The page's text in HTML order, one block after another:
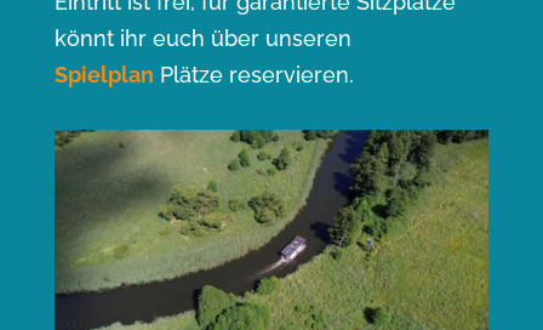
könnt ihr euch über unseren
Spielplan Plätze reservieren.